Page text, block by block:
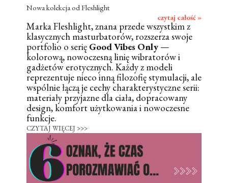
Nowa kolekcja od Fleshlight
czytaj całość »
Marka Fleshlight, znana przede wszystkim z
klasycznych masturbatorów, rozszerza swoje
portfolio o serię Good Vibes Only —
kolorową, nowoczesną linię wibratorów i
gadżetów erotycznych. Każdy z modeli
reprezentuje nieco inną filozofię stymulacji, ale
wspólnie łączą je cechy charakterystyczne serii:
materiały przyjazne dla ciała, dopracowany
design, komfort użytkowania i nowoczesne
funkcje.
CZYTAJ WIĘCEJ >>>